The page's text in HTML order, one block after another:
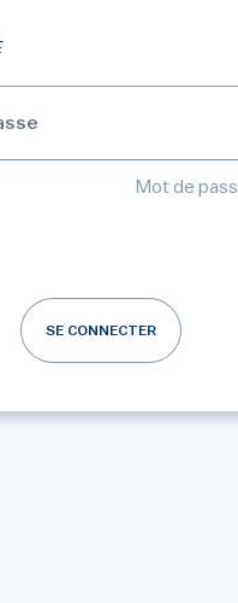
Mot de
SE CONNECTER